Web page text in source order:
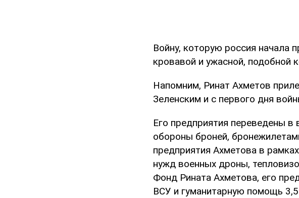
Войну, которую россия начала
кровавой и ужасной, подобной
Напомним, Ринат Ахметов
Зеленским и с первого дня
Его предприятия переведены
обороны броней,
предприятия Ахметова в
нужд военных дроны,
Фонд Рината Ахметова, его
ВСУ и гуманитарную помощь